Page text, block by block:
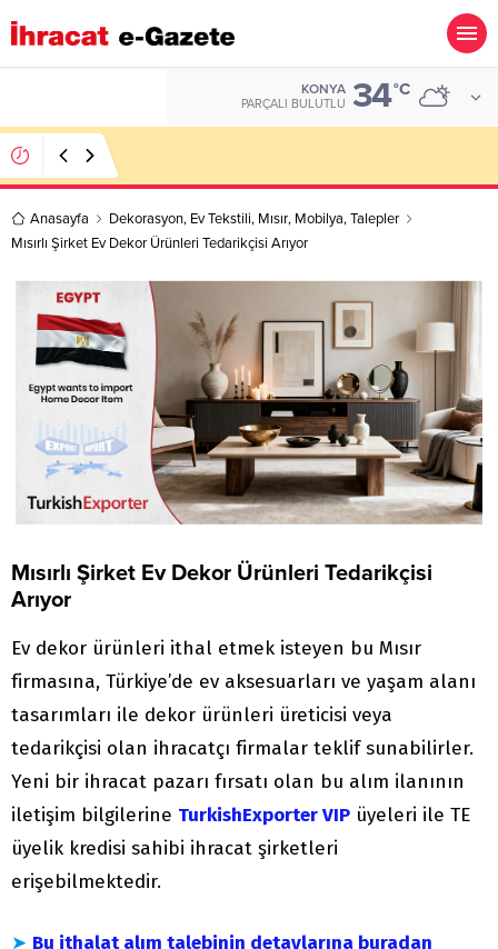
KONYA
PARÇALI BULUTLU 34°C
Anasayfa Dekorasyon, Ev Tekstili, Mısır, Mobilya,Talepler
Mısırlı Şirket Ev Dekor Ürünleri Tedarikçisi Arıyor
Mısırlı Şirket Ev Dekor Ürünleri Tedarikçisi
Arıyor
Ev dekor ürünleri ithal etmek isteyen bu Mısır
firmasına, Türkiye’de ev aksesuarları ve yaşam alanı
tasarımları ile dekor ürünleri üreticisi veya
tedarikçisi olan ihracatçı firmalar teklif sunabilirler.
Yeni bir ihracat pazarı fırsatı olan bu alım ilanının
iletişim bilgilerine TurkishExporter VIP üyeleri ile TE
üyelik kredisi sahibi ihracat şirketleri
erişebilmektedir.
➤ Bu ithalat alım talebinin detaylarına buradan